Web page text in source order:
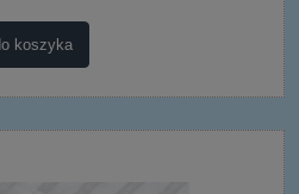
koszyka